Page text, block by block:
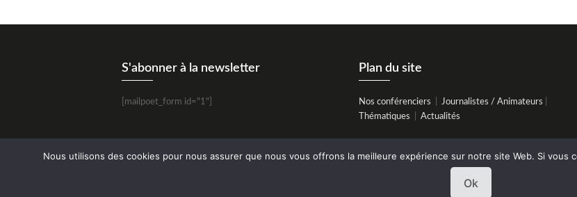
S'abonner à la newsletter
[mailpoet_form id="1"]
Plan du site
Nos conférenciers |Journalistes / Animateurs
Thématiques |Actualités
Nous utilisons des cookies pour nous assurer que nous vous offrons la meilleure expérience sur notre site Web. Si
Ok